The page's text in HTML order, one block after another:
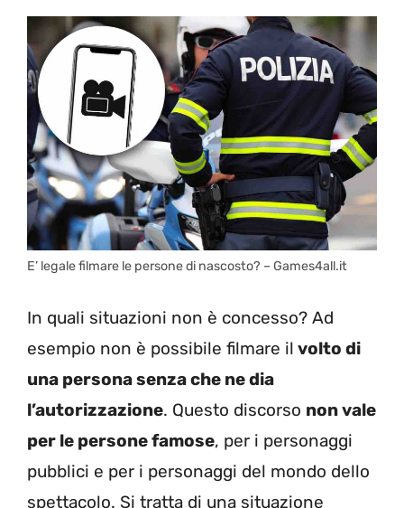
E’ legale filmare le persone di nascosto? – Games4all.it
In quali situazioni non è concesso? Ad
esempio non è possibile filmare il volto di
una persona senza che ne dia
l’autorizzazione. Questo discorso non vale
per le persone famose, per i personaggi
pubblici e per i personaggi del mondo dello
spettacolo. Si tratta di una situazione